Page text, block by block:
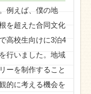
例えば、僕の地
を超えた合同文化
高校生向けに3泊4
行いました。地域
ーを制作すること
的に考える機会を